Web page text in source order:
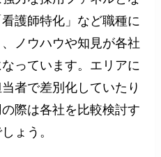
護師特化」など職種に
ノウハウや知見が各社
っています。エリアに
者で差別化していたり
際は各社を比較検討す
ょう。